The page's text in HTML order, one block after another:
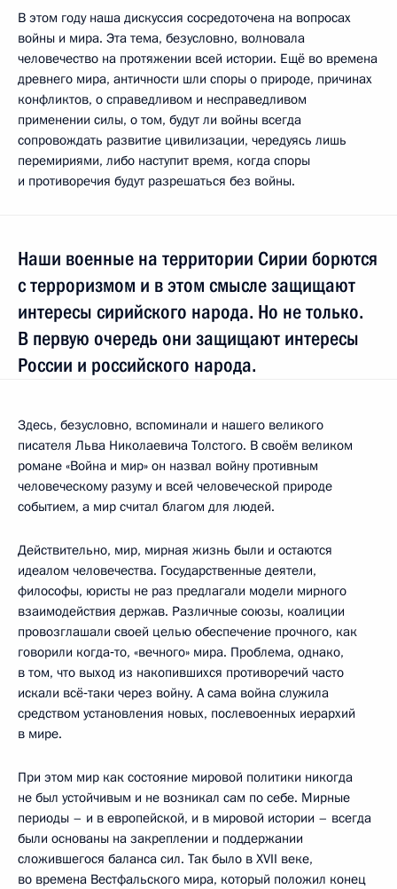
В этом году наша дискуссия сосредоточена на вопросах
войны и мира. Эта тема, безусловно, волновала
человечество на протяжении всей истории. Ещё во времена
древнего мира, античности шли споры о природе, причинах
конфликтов, о справедливом и несправедливом
применении силы, о том, будут ли войны всегда
сопровождать развитие цивилизации, чередуясь лишь
перемириями, либо наступит время, когда споры
и противоречия будут разрешаться без войны.
Наши военные на территории Сирии борются
с терроризмом и в этом смысле защищают
интересы сирийского народа. Но не только.
В первую очередь они защищают интересы
России и российского народа.
Здесь, безусловно, вспоминали и нашего великого
писателя Льва Николаевича Толстого. В своём великом
романе «Война и мир» он назвал войну противным
человеческому разуму и всей человеческой природе
событием, а мир считал благом для людей.
Действительно, мир, мирная жизнь были и остаются
идеалом человечества. Государственные деятели,
философы, юристы не раз предлагали модели мирного
взаимодействия держав. Различные союзы, коалиции
провозглашали своей целью обеспечение прочного, как
говорили когда‑то, «вечного» мира. Проблема, однако,
в том, что выход из накопившихся противоречий часто
искали всё‑таки через войну. А сама война служила
средством установления новых, послевоенных иерархий
в мире.
При этом мир как состояние мировой политики никогда
не был устойчивым и не возникал сам по себе. Мирные
периоды – и в европейской, и в мировой истории – всегда
были основаны на закреплении и поддержании
сложившегося баланса сил. Так было в XVII веке,
во времена Вестфальского мира, который положил конец